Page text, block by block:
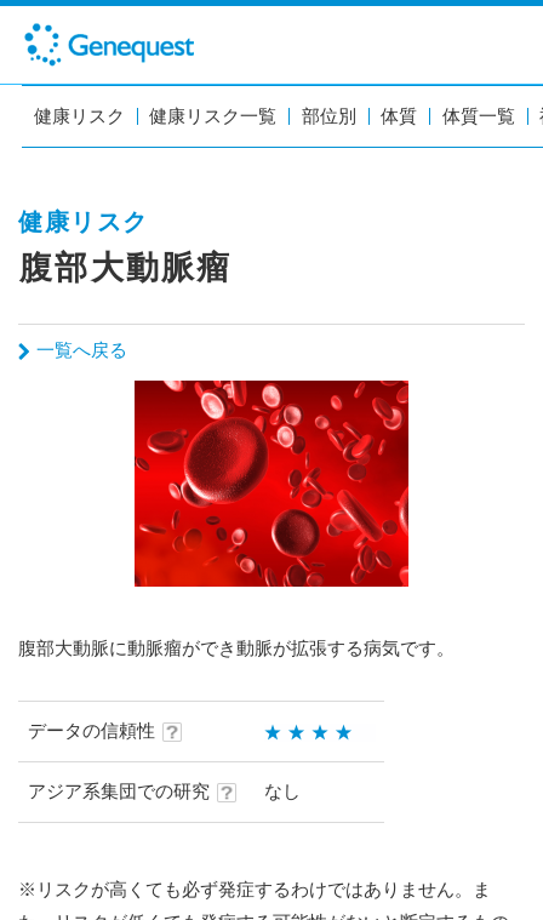
健康リスク 健康リスク一覧 部位別 体質 体質一覧
健康リスク
腹部大動脈瘤
一覧へ戻る
腹部大動脈に動脈瘤ができ動脈が拡張する病気です。
データの信頼性
アジア系集団での研究 なし
※リスクが高くても必ず発症するわけではありません。ま